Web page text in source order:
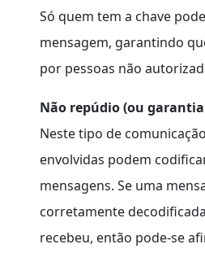
Só quem tem a chave
mensagem, garantindo
por pessoas não
Não repúdio (ou
Neste tipo de
envolvidas podem
mensagens. Se uma
corretamente
recebeu, então pode-se